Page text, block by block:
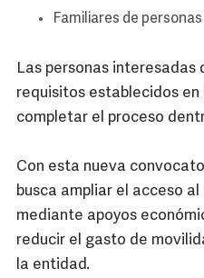
Familiares de
Las personas interesadas
requisitos establecidos
completar el proceso
Con esta nueva
busca ampliar el acceso
mediante apoyos
reducir el gasto de
la entidad.